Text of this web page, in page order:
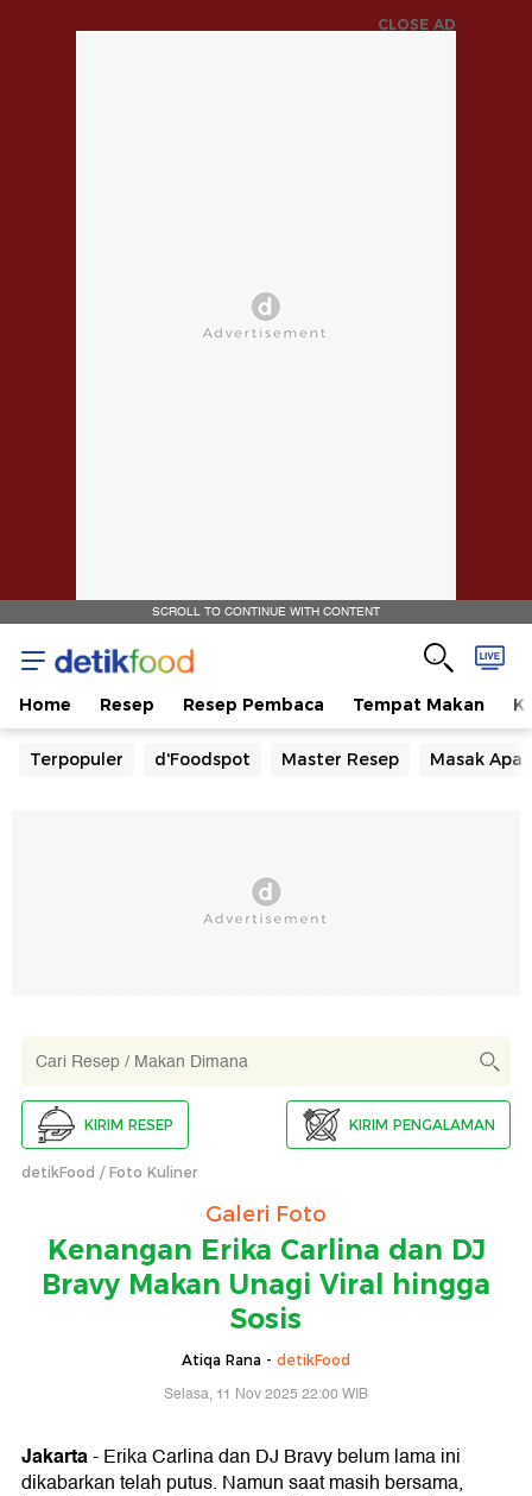
CLOSE AD
SCROLL TO CONTINUE WITH CONTENT
Home Resep Resep Pembaca Tempat Makan
Terpopuler d'Foodspot Master Resep Masak Apa
KIRIM RESEP KIRIM PENGALAMAN
detikFood Foto Kuliner
Galeri Foto
Kenangan Erika Carlina dan DJ
Bravy Makan Unagi Viral hingga
Sosis
Atiqa Rana - detikFood
Selasa, 11 Nov 2025 22:00 WIB
Jakarta- Erika Carlina dan DJ Bravy belum lama ini
dikabarkan telah putus. Namun saat masih bersama,